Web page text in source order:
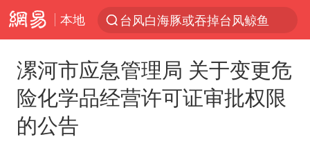
本地
台风白海豚或吞掉台风鲸鱼
看守所辅警收受10万获刑1年
中方回应是否在太平洋海底开采稀土
漯河市应急管理局 关于变更危
险化学品经营许可证审批权限
的公告